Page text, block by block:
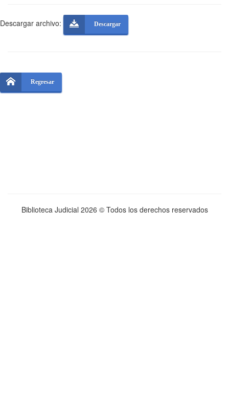
Descargar archivo: Descargar
Regresar
Biblioteca Judicial 2026 © Todos los derechos reservados